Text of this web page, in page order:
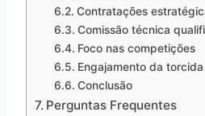
Contratações
Comissão técnica
Foco nas competições
Engajamento da torcida
Conclusão
Perguntas Frequentes